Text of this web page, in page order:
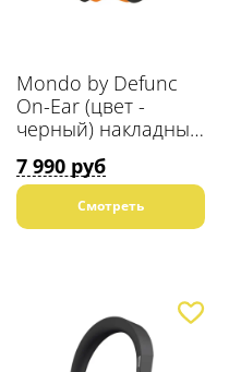
Mondo by Defunc
On-Ear (цвет -
черный) накладные
Bluetooth наушники
Смотреть
7 990 руб